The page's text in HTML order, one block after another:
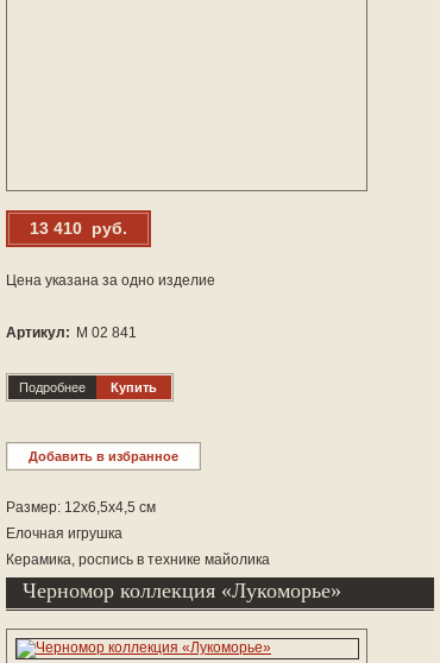
13 410 руб.
Цена указана за одно изделие
Артикул: М 02 841
Подробнее Купить
Добавить в избранное
Размер: 12х6,5х4,5 см
Елочная игрушка
Керамика, роспись в технике майолика
Черномор коллекция «Лукоморье»